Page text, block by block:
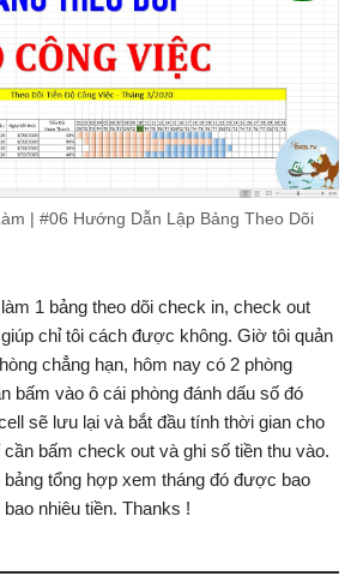
| #06 Hướng Dẫn Lập Bảng Theo Dõi
1 bảng theo dõi check in, check out
chỉ tôi cách được không. Giờ tôi quản
chẳng hạn, hôm nay có 2 phòng
bấm vào ô cái phòng đánh dấu số đó
sẽ lưu lại và bắt đầu tính thời gian cho
bấm check out và ghi số tiền thu vào.
tổng hợp xem tháng đó được bao
nhiêu tiền. Thanks !